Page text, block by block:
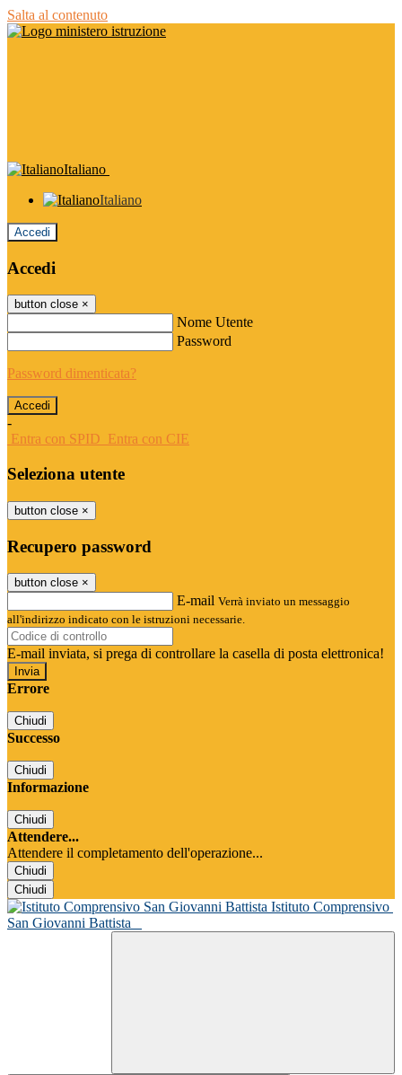
Salta al contenuto
Italiano
Italiano
Accedi
Accedi
button close ×
Nome Utente
Password
Password dimenticata?
-
Entra con SPID Entra con CIE
Seleziona utente
button close ×
Recupero password
button close ×
E-mail Verrà inviato un messaggio
all'indirizzo indicato con le istruzioni necessarie.
E-mail inviata, si prega di controllare la casella di posta elettronica!
Errore
Chiudi
Successo
Chiudi
Informazione
Chiudi
Attendere...
Attendere il completamento dell'operazione...
Chiudi
Chiudi
Istituto Comprensivo
San Giovanni Battista